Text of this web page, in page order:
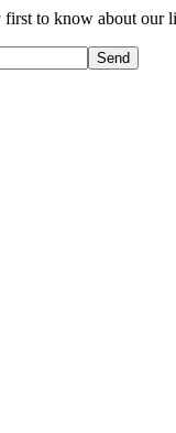
to know about our
Send